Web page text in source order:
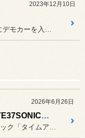
2023年12月10日
2026年6月26日
RAYS VOLK RACING TE37SONIC＋POTENZA RE-71RS＋RECARO RSS